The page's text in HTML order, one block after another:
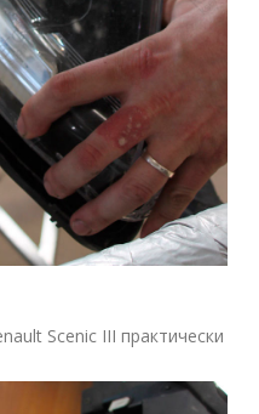
Scenic III практически